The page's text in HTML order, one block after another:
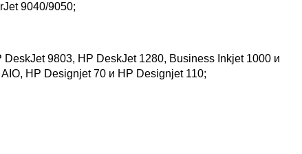
9040/9050;
9803, HP DeskJet 1280, Business Inkjet 1000 и
HP Designjet 70 и HP Designjet 110;